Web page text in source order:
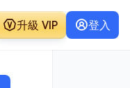
升級 VIP 登入